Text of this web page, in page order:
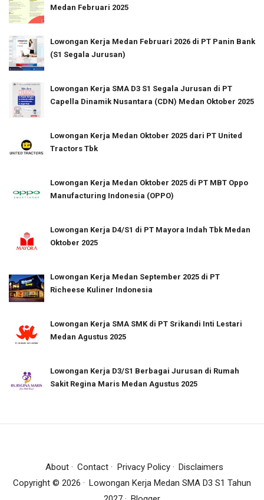
Medan Februari 2025
Lowongan Kerja Medan Februari 2026 di PT Panin Bank
(S1 Segala Jurusan)
Lowongan Kerja SMA D3 S1 Segala Jurusan di PT
Capella Dinamik Nusantara (CDN) Medan Oktober 2025
Lowongan Kerja Medan Oktober 2025 dari PT United
Tractors Tbk
Lowongan Kerja Medan Oktober 2025 di PT MBT Oppo
Manufacturing Indonesia (OPPO)
Lowongan Kerja D4/S1 di PT Mayora Indah Tbk Medan
Oktober 2025
Lowongan Kerja Medan September 2025 di PT
Richeese Kuliner Indonesia
Lowongan Kerja SMA SMK di PT Srikandi Inti Lestari
Medan Agustus 2025
Lowongan Kerja D3/S1 Berbagai Jurusan di Rumah
Sakit Regina Maris Medan Agustus 2025
About Contact Privacy Policy
Disclaimers
Copyright © 2026
Lowongan Kerja Medan SMA D3 S1 Tahun